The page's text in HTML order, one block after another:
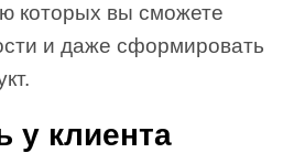
которых вы сможете
и даже сформировать
у клиента